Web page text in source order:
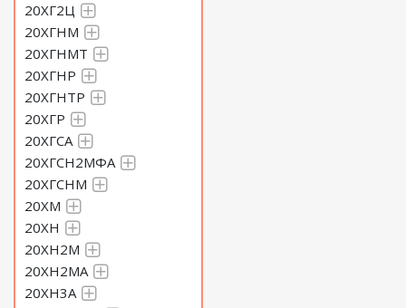
20ХГ2Ц
20ХГНМ
20ХГНМТ
20ХГНР
20ХГНТР
20ХГР
20ХГСА
20ХГСН2МФА
20ХГСНМ
20ХМ
20ХН
20ХН2М
20ХН2МА
20ХН3А